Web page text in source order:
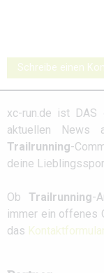
Schreibe einen
xc-run.de ist DAS
aktuellen News
Trailrunning-
deine
Ob Trailrunning-
immer ein offenes
das